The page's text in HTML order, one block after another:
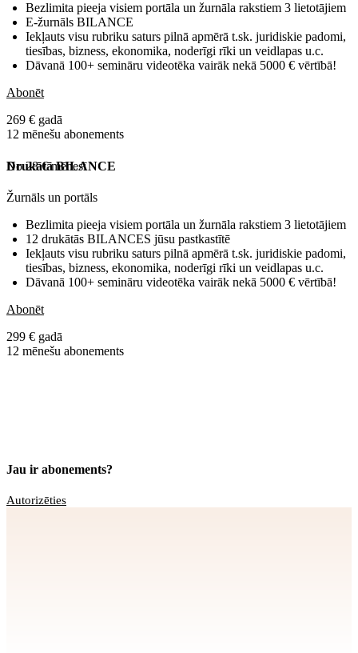
Bezlimita pieeja visiem portāla un žurnāla rakstiem 3 lietotājiem
E-žurnāls BILANCE
Iekļauts visu rubriku saturs pilnā apmērā t.sk. juridiskie padomi,
tiesības, bizness, ekonomika, noderīgi rīki un veidlapas u.c.
Dāvanā 100+ semināru videotēka vairāk nekā 5000 € vērtībā!
Abonēt
269 € gadā
12 mēnešu abonements
No 28 € mēnesī
Drukātā BILANCE
Žurnāls un portāls
Bezlimita pieeja visiem portāla un žurnāla rakstiem 3 lietotājiem
12 drukātās BILANCES jūsu pastkastītē
Iekļauts visu rubriku saturs pilnā apmērā t.sk. juridiskie padomi,
tiesības, bizness, ekonomika, noderīgi rīki un veidlapas u.c.
Dāvanā 100+ semināru videotēka vairāk nekā 5000 € vērtībā!
Abonēt
299 € gadā
12 mēnešu abonements
Jau ir abonements?
Autorizēties